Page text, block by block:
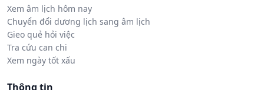
Xem âm lịch hôm nay
Chuyển đổi dương lịch sang âm lịch
Gieo quẻ hỏi việc
Tra cứu can chi
Xem ngày tốt xấu
Thông tin